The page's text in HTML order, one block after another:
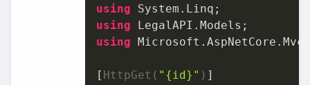
using
using
using Microsoft.AspNetCore.Mvc;
[ HttpGet( "{id}" )